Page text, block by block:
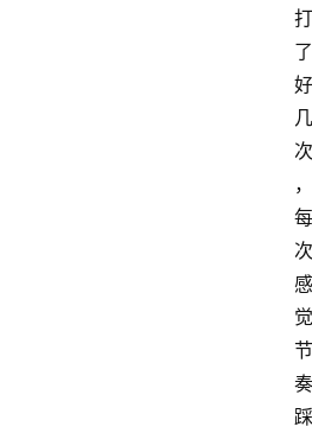
打
了
好
几
次
，
每
次
感
觉
节
奏
踩